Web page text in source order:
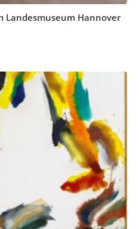
Landesmuseum Hannover